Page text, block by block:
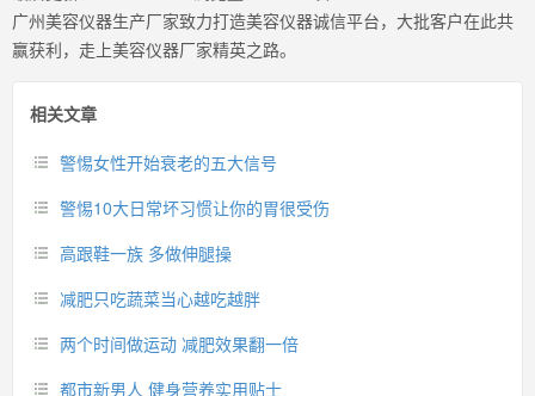
广州美容仪器生产厂家致力打造美容仪器诚信平台，大批客户在此共
赢获利，走上美容仪器厂家精英之路。
相关文章
警惕女性开始衰老的五大信号
警惕10大日常坏习惯让你的胃很受伤
高跟鞋一族 多做伸腿操
减肥只吃蔬菜当心越吃越胖
两个时间做运动 减肥效果翻一倍
都市新男人 健身营养实用贴士